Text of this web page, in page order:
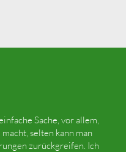
Sache, vor allem,
selten kann man
zurückgreifen. Ich